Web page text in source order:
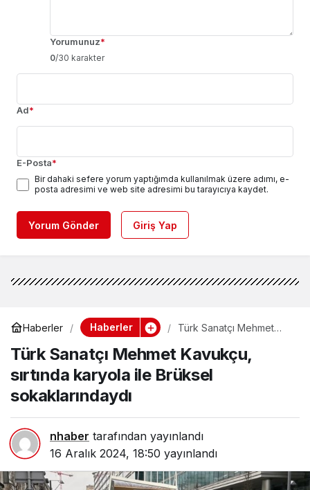
Yorumunuz*
0/30 karakter
Ad*
E-Posta*
Bir dahaki sefere yorum yaptığımda kullanılmak üzere adımı, e-
posta adresimi ve web site adresimi bu tarayıcıya kaydet.
Yorum Gönder Giriş Yap
Haberler Haberler
Türk Sanatçı Mehmet
ile Brüksel
sokaklarındaydı
Türk Sanatçı Mehmet Kavukçu,
sırtında karyola ile Brüksel
sokaklarındaydı
nhaber tarafından yayınlandı
16 Aralık 2024, 18:50 yayınlandı